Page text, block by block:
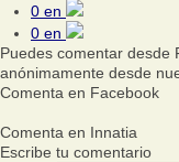
0 en
0 en
Puedes comentar desde
anónimamente desde
Comenta en Facebook
Comenta en Innatia
Escribe tu comentario